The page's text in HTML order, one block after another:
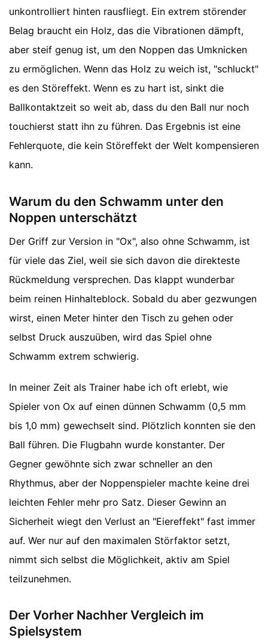
unkontrolliert hinten rausfliegt. Ein extrem störender
Belag braucht ein Holz, das die Vibrationen dämpft,
aber steif genug ist, um den Noppen das Umknicken
zu ermöglichen. Wenn das Holz zu weich ist, "schluckt"
es den Störeffekt. Wenn es zu hart ist, sinkt die
Ballkontaktzeit so weit ab, dass du den Ball nur noch
touchierst statt ihn zu führen. Das Ergebnis ist eine
Fehlerquote, die kein Störeffekt der Welt kompensieren
kann.
Warum du den Schwamm unter den
Noppen unterschätzt
Der Griff zur Version in "Ox", also ohne Schwamm, ist
für viele das Ziel, weil sie sich davon die direkteste
Rückmeldung versprechen. Das klappt wunderbar
beim reinen Hinhalteblock. Sobald du aber gezwungen
wirst, einen Meter hinter den Tisch zu gehen oder
selbst Druck auszuüben, wird das Spiel ohne
Schwamm extrem schwierig.
In meiner Zeit als Trainer habe ich oft erlebt, wie
Spieler von Ox auf einen dünnen Schwamm (0,5 mm
bis 1,0 mm) gewechselt sind. Plötzlich konnten sie den
Ball führen. Die Flugbahn wurde konstanter. Der
Gegner gewöhnte sich zwar schneller an den
Rhythmus, aber der Noppenspieler machte keine drei
leichten Fehler mehr pro Satz. Dieser Gewinn an
Sicherheit wiegt den Verlust an "Eiereffekt" fast immer
auf. Wer nur auf den maximalen Störfaktor setzt,
nimmt sich selbst die Möglichkeit, aktiv am Spiel
teilzunehmen.
Der Vorher Nachher Vergleich im
Spielsystem